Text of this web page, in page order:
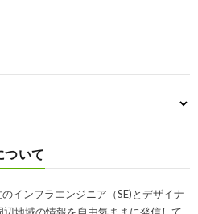
いて
インフラエンジニア（SE)とデザイナ